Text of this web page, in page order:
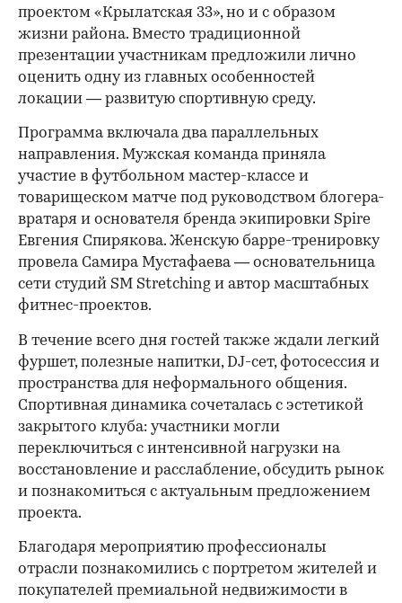
проектом «Крылатская 33», но и с образом
жизни района. Вместо традиционной
презентации участникам предложили лично
оценить одну из главных особенностей
локации — развитую спортивную среду.
Программа включала два параллельных
направления. Мужская команда приняла
участие в футбольном мастер-классе и
товарищеском матче под руководством блогера-
вратаря и основателя бренда экипировки Spire
Евгения Спирякова. Женскую барре-тренировку
провела Самира Мустафаева — основательница
сети студий SM Stretching и автор масштабных
фитнес-проектов.
В течение всего дня гостей также ждали легкий
фуршет, полезные напитки, DJ-сет, фотосессия и
пространства для неформального общения.
Спортивная динамика сочеталась с эстетикой
закрытого клуба: участники могли
переключиться с интенсивной нагрузки на
восстановление и расслабление, обсудить рынок
и познакомиться с актуальным предложением
проекта.
Благодаря мероприятию профессионалы
отрасли познакомились с портретом жителей и
покупателей премиальной недвижимости в